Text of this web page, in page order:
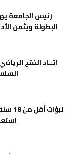
رئيس الجامعة
البطولة ويثمن
اتحاد الفتح